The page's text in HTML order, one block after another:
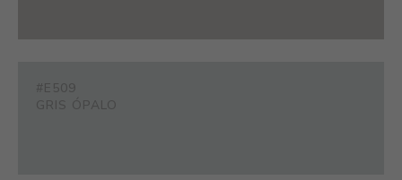
#E509
GRIS ÓPALO